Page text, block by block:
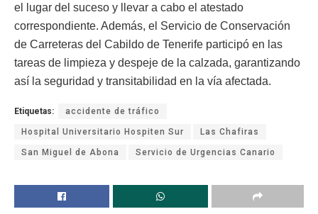
el lugar del suceso y llevar a cabo el atestado
correspondiente. Además, el Servicio de Conservación
de Carreteras del Cabildo de Tenerife participó en las
tareas de limpieza y despeje de la calzada, garantizando
así la seguridad y transitabilidad en la vía afectada.
Etiquetas: accidente de tráfico
Hospital Universitario Hospiten Sur Las Chafiras
San Miguel de Abona Servicio de Urgencias Canario